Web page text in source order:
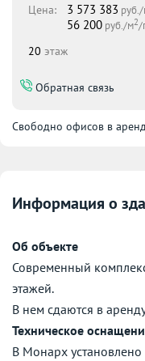
Цена:
3 573 383
56 200 руб./м2/
20 этаж
Обратная связь
Свободно офисов в
Информация о
Об объекте
Современный
этажей.
В нем сдаются в
Техническое
В Монарх